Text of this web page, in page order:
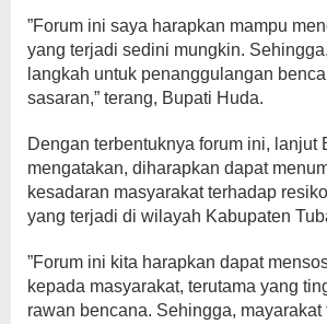
”Forum ini saya harapkan mampu
yang terjadi sedini mungkin.
langkah untuk penanggulangan
sasaran,” terang, Bupati Huda.
Dengan terbentuknya forum ini, lanjut
mengatakan, diharapkan dapat
kesadaran masyarakat terhadap
yang terjadi di wilayah Kabupaten
”Forum ini kita harapkan dapat
kepada masyarakat, terutama yang
rawan bencana. Sehingga, mayarakat